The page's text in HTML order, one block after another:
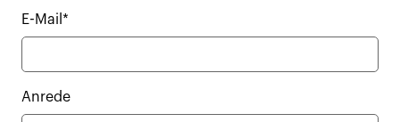
E-Mail*
Anrede